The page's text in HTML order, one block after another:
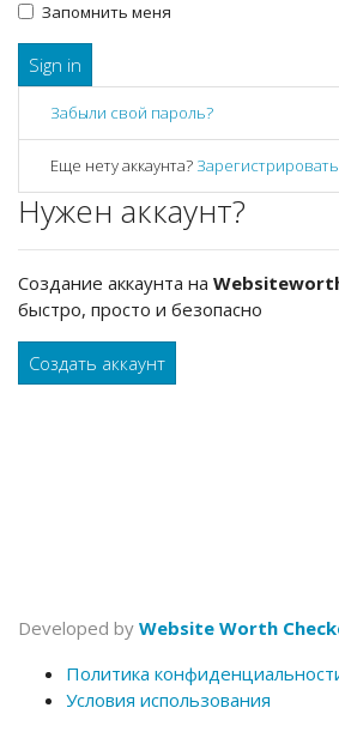
Запомнить меня
Sign in
Забыли свой пароль?
Еще нету аккаунта?
Нужен аккаунт?
Создание аккаунта на
быстро, просто и безопасно
Создать аккаунт
Developed by Website Worth
Политика
Условия использования